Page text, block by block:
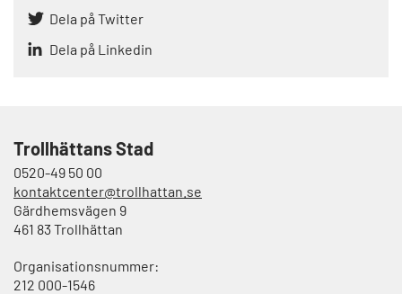
Dela på Twitter
Dela på Linkedin
Trollhättans Stad
0520-49 50 00
kontaktcenter@trollhattan.se
Gärdhemsvägen 9
461 83 Trollhättan
Organisationsnummer:
212 000-1546